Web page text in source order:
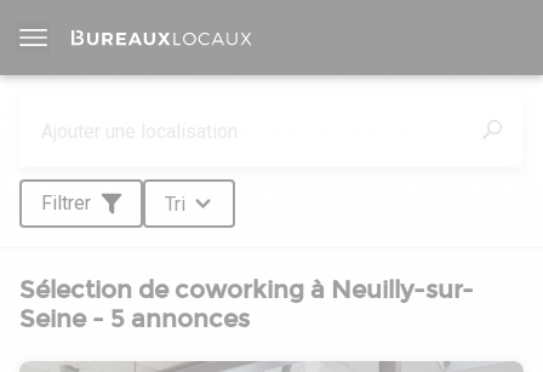
Filtrer Tri
Sélection de coworking à Neuilly-sur-
Seine - 5 annonces